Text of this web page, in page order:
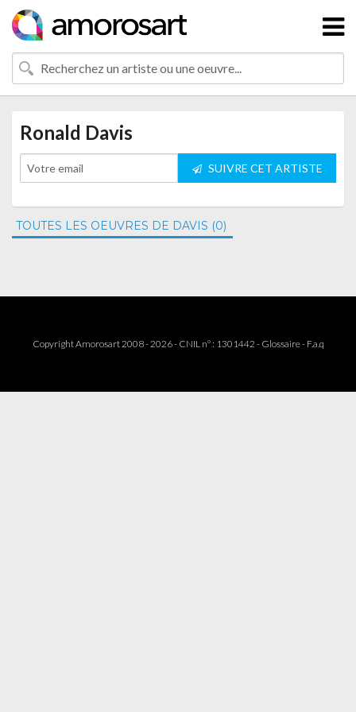
Ronald Davis
SUIVRE CET ARTISTE
TOUTES LES OEUVRES DE DAVIS (0)
Copyright Amorosart 2008 - 2026 - CNIL n° : 1301442 - Glossaire- F.a.q